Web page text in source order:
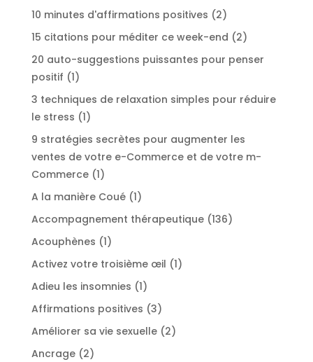
produits
10 minutes d'affirmations positives 22
produits
15 citations pour méditer ce week-end 22
20 auto-suggestions puissantes pour penser
positif 11
produit
3 techniques de relaxation simples pour réduire
le stress 11
produit
9 stratégies secrètes pour augmenter les
ventes de votre e-Commerce et de votre m-
Commerce 11
produit
A la manière Coué 11
produit
Accompagnement thérapeutique 136136
Acouphènes 11
produit
Activez votre troisième œil 11
Adieu les insomnies 11
produit
Affirmations positives 33
produits
Améliorer sa vie sexuelle 22
Ancrage 22